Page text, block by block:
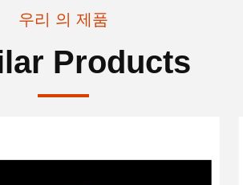
우리 의 제품
Products